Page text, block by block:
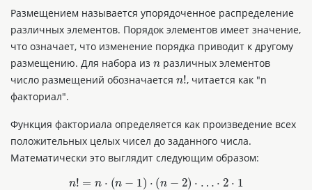
Размещением называется упорядоченное распределение
различных элементов. Порядок элементов имеет значение,
что означает, что изменение порядка приводит к другому
размещению. Для набора из
n
различных элементов
число размещений обозначается
n!
, читается как "n
факториал".
Функция факториала определяется как произведение всех
положительных целых чисел до заданного числа.
Математически это выглядит следующим образом:
n =n⋅ − 1 (n− )⋅…